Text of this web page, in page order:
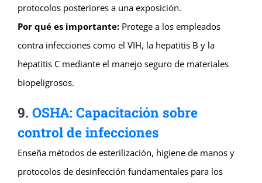
protocolos posteriores a una exposición.
Por qué es importante:Protege a los empleados
contra infecciones como el VIH, la hepatitis B y la
hepatitis C mediante el manejo seguro de materiales
biopeligrosos.
9. OSHA: Capacitación sobre
control de infecciones
Enseña métodos de esterilización, higiene de manos y
protocolos de desinfección fundamentales para los